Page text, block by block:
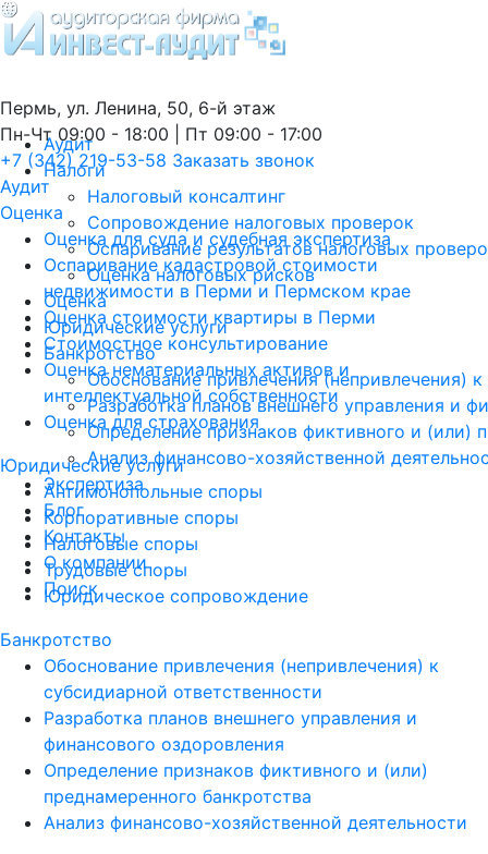
Пермь, ул. Ленина, 50, 6-й этаж
Пн-Чт 09:00 - 18:00 | Пт 09:00 - 17:00
+7 (342) 219-53-58 Заказать звонок
Аудит
Оценка
Оценка для суда и судебная экспертиза
Оспаривание кадастровой стоимости
недвижимости в Перми и Пермском крае
Оценка стоимости квартиры в Перми
Стоимостное консультирование
Оценка нематериальных активов и
интеллектуальной собственности
Оценка для страхования
Юридические услуги
Антимонопольные споры
Корпоративные споры
Налоговые споры
Трудовые споры
Юридическое сопровождение
Банкротство
Обоснование привлечения (непривлечения) к
субсидиарной ответственности
Разработка планов внешнего управления и
финансового оздоровления
Определение признаков фиктивного и (или)
преднамеренного банкротства
Анализ финансово-хозяйственной деятельности
Аудит
Налоги
Налоговый консалтинг
Сопровождение налоговых проверок
Оспаривание результатов налоговых
Оценка налоговых рисков
Оценка
Юридические услуги
Банкротство
Обоснование привлечения (непривлечения)
Разработка планов внешнего управления и
Определение признаков фиктивного и (или)
Анализ финансово-хозяйственной
Экспертиза
Блог
Контакты
О компании
Поиск